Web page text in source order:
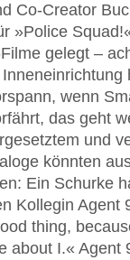
Co-Creator
»Police
gelegt –
wenn
das geht
und
könnten
Ein Schurke
Kollegin Agent
thing,
about I.« Agent